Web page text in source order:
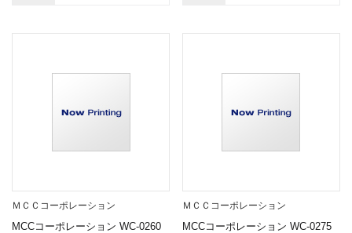
ＭＣＣコーポレーション
MCCコーポレーション WC-0260
ＭＣＣコーポレーション
MCCコーポレーション WC-0275